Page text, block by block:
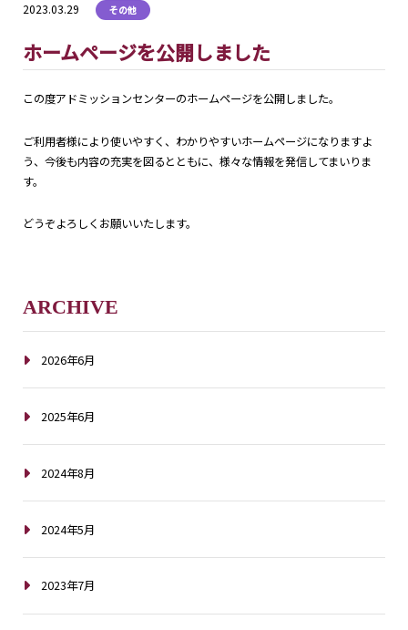
2023.03.29 その他
ホームページを公開しました
この度アドミッションセンターのホームページを公開しました。
ご利用者様により使いやすく、わかりやすいホームページになりますよ
う、今後も内容の充実を図るとともに、様々な情報を発信してまいりま
す。
どうぞよろしくお願いいたします。
ARCHIVE
2026年6月
2025年6月
2024年8月
2024年5月
2023年7月